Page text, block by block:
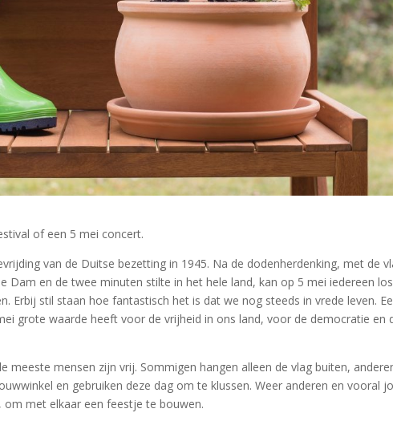
of een 5 mei concert.
van de Duitse bezetting in 1945. Na de dodenherdenking, met de
Dam en de twee minuten stilte in het hele land, kan op 5 mei iedereen
Erbij stil staan hoe fantastisch het is dat we nog steeds in vrede leven.
grote waarde heeft voor de vrijheid in ons land, voor de democratie en
meeste mensen zijn vrij. Sommigen hangen alleen de vlag buiten,
en gebruiken deze dag om te klussen. Weer anderen en vooral
met elkaar een feestje te bouwen.